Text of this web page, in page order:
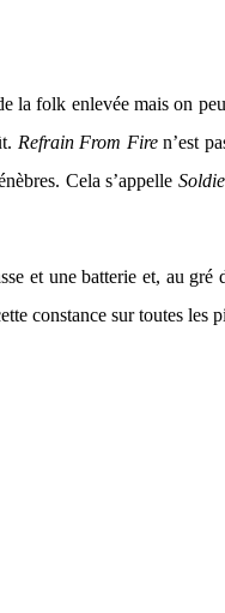
folk enlevée mais on
Refrain From Firen’est
Cela s’appelle
et une batterie et, au
constance sur toutes